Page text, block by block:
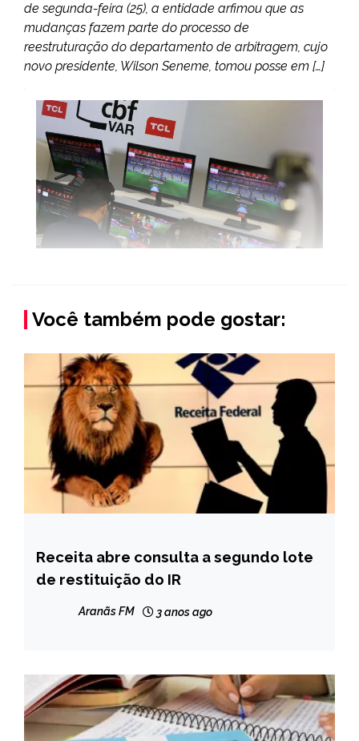
de segunda-feira (25), a entidade arfimou que as
mudanças fazem parte do processo de
reestruturação do departamento de arbitragem, cujo
novo presidente, Wilson Seneme, tomou posse em […]
Você também pode gostar:
BRASIL
CAPELINHA
Receita abre consulta a segundo lote
de restituição do IR
Aranãs FM 3 anos ago